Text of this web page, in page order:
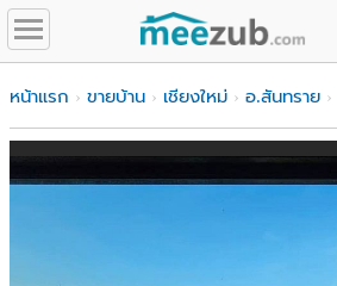
หน้าแรก ขายบ้าน เชียงใหม่ อ.สันทราย